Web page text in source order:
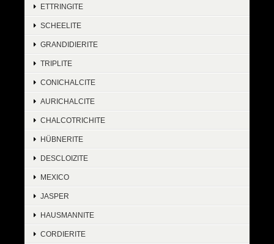
ETTRINGITE
SCHEELITE
GRANDIDIERITE
TRIPLITE
CONICHALCITE
AURICHALCITE
CHALCOTRICHITE
HÜBNERITE
DESCLOIZITE
MEXICO
JASPER
HAUSMANNITE
CORDIERITE